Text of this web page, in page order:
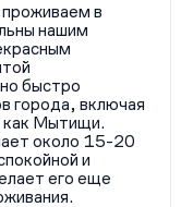
в
нашим
быстро
города, включая
как Мытищи.
около 15-20
и
его еще